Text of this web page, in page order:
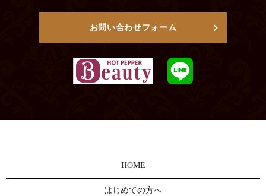
お問い合わせフォーム
HOME
はじめての方へ